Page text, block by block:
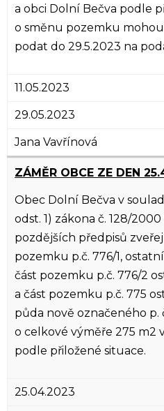
a obci Dolní Bečva podle
o směnu pozemku
podat do 29.5.2023 na
11.05.2023
29.05.2023
Jana Vavřínová
ZÁMĚR OBCE ZE DEN
Obec Dolní Bečva v
odst. 1) zákona č. 128/
pozdějších předpisů
pozemku p.č. 776/1,
část pozemku p.č. 776/2
a část pozemku p.č. 775
půda nově označeného p.
o celkové výměře 275 m2
podle přiložené situace.
25.04.2023